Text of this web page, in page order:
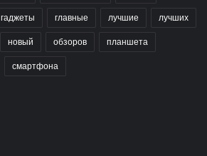
гаджеты главные лучшие лучших
новый обзоров планшета
смартфона